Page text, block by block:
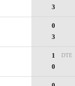
3
0
3
1
0
DTE